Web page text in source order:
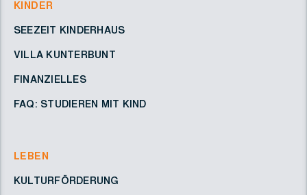
KINDER
SEEZEIT KINDERHAUS
VILLA KUNTERBUNT
FINANZIELLES
FAQ: STUDIEREN MIT KIND
LEBEN
KULTURFÖRDERUNG